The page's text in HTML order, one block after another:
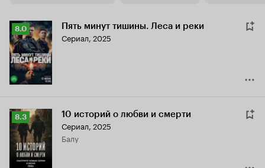
Рейтинг
Кинопоиска
8.0
8.0 Пять минут тишины. Леса и реки
Сериал, 2025
Рейтинг
Кинопоиска
8.3
8.3 10 историй о любви и смерти
Сериал, 2025
Балу